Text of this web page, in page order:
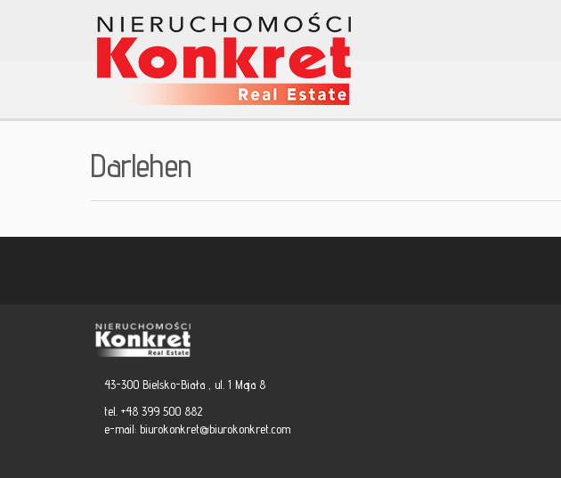
Darlehen
43-300 Bielsko-Biała , ul. 1 Maja 8
tel. +48 399 500 882
e-mail: biurokonkret@biurokonkret.com